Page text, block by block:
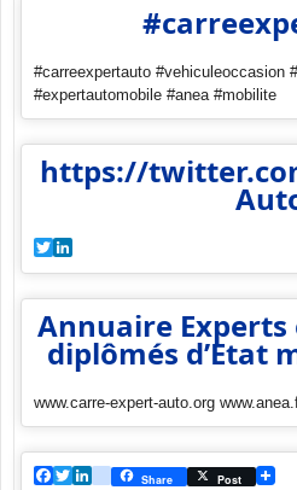
#carreexpertauto #vehiculeoccasion
#expertautomobile #anea #mobilite
https://
Twitter
Annuaire
diplômés d’Etat
www.carre-expert-auto.org
Facebook
TwitterLinkedIn
viadeo
Share Post